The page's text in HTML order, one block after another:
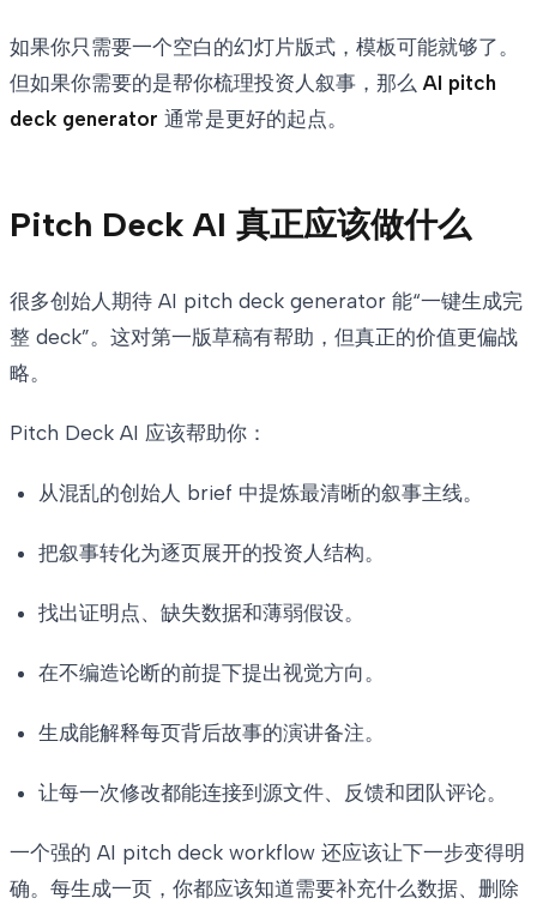
如果你只需要一个空白的幻灯片版式，模板可能就够了。
但如果你需要的是帮你梳理投资人叙事，那么 AI pitch
deck generator 通常是更好的起点。
Pitch Deck AI 真正应该做什么
很多创始人期待 AI pitch deck generator 能“一键生成完
整 deck”。这对第一版草稿有帮助，但真正的价值更偏战
略。
Pitch Deck AI 应该帮助你：
从混乱的创始人 brief 中提炼最清晰的叙事主线。
把叙事转化为逐页展开的投资人结构。
找出证明点、缺失数据和薄弱假设。
在不编造论断的前提下提出视觉方向。
生成能解释每页背后故事的演讲备注。
让每一次修改都能连接到源文件、反馈和团队评论。
一个强的 AI pitch deck workflow 还应该让下一步变得明
确。每生成一页，你都应该知道需要补充什么数据、删除